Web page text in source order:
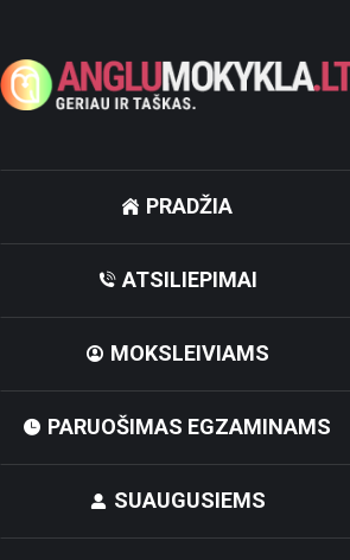
PRADŽIA
ATSILIEPIMAI
MOKSLEIVIAMS
PARUOŠIMAS EGZAMINAMS
SUAUGUSIEMS